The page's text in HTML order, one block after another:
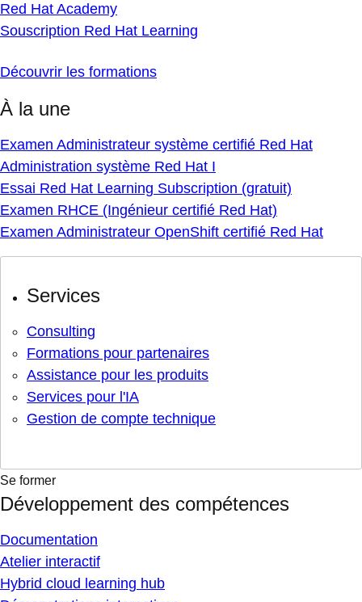
Red Hat Academy
Souscription Red Hat Learning
Découvrir les formations
À la une
Examen Administrateur système certifié Red Hat
Administration système Red Hat I
Essai Red Hat Learning Subscription (gratuit)
Examen RHCE (Ingénieur certifié Red Hat)
Examen Administrateur OpenShift certifié Red Hat
Services
Consulting
Formations pour partenaires
Assistance pour les produits
Services pour l'IA
Gestion de compte technique
Se former
Développement des compétences
Documentation
Atelier interactif
Hybrid cloud learning hub